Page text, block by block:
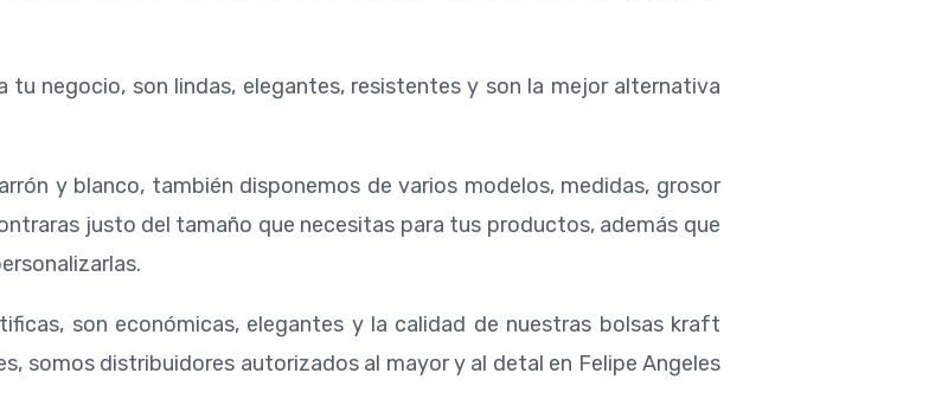
negocio, son lindas, elegantes, resistentes y son la mejor alternativa
y blanco, también disponemos de varios modelos, medidas, grosor
justo del tamaño que necesitas para tus productos, además que
son económicas, elegantes y la calidad de nuestras bolsas kraft
somos distribuidores autorizados al mayor y al detal en Felipe Angeles